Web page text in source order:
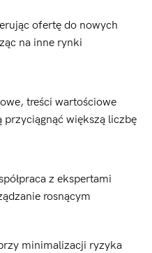
ofertę do nowych
na inne rynki
treści wartościowe
większą liczbę
z ekspertami
rosnącym
minimalizacji ryzyka